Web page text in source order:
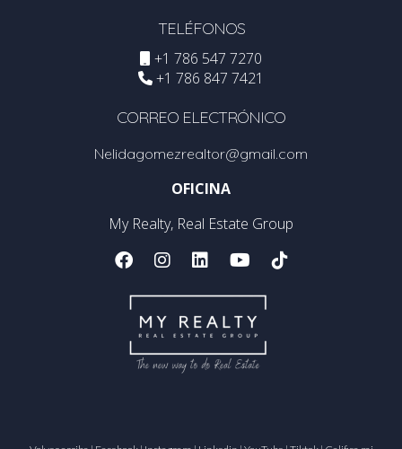
TELÉFONOS
+1 786 547 7270
+1 786 847 7421
CORREO ELECTRÓNICO
Nelidagomezrealtor@gmail.com
OFICINA
My Realty, Real Estate Group